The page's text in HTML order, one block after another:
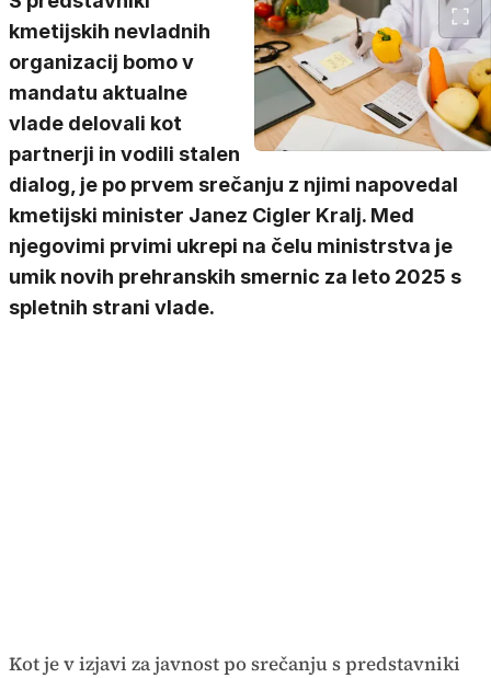
kmetijskih nevladnih
organizacij bomo v
mandatu aktualne
vlade delovali kot
partnerji in vodili stalen
dialog, je po prvem srečanju z njimi napovedal
kmetijski minister Janez Cigler Kralj. Med
njegovimi prvimi ukrepi na čelu ministrstva je
umik novih prehranskih smernic za leto 2025 s
spletnih strani vlade.
Kot je v izjavi za javnost po srečanju s predstavniki